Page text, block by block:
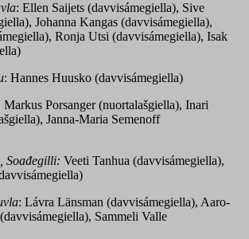
: Ellen Saijets (davvisámegiella), Sive
Johanna Kangas (davvisámegiella),
Ronja Utsi (davvisámegiella), Isak
: Hannes Huusko (davvisámegiella)
Markus Porsanger (nuortalašgiella), Inari
Janna-Maria Semenoff
Soađegilli: Veeti Tanhua (davvisámegiella),
: Lávra Länsman (davvisámegiella), Aaro-
Sammeli Valle